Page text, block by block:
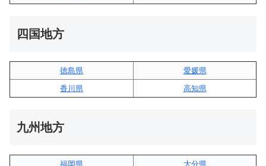
四国地方
徳島県
愛媛県
香川県
高知県
九州地方
福岡県 大分県